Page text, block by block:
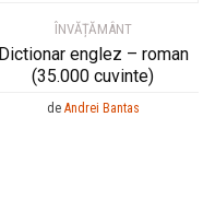
ÎNVĂȚĂMÂNT
Dictionar englez – roman
(35.000 cuvinte)
de Andrei Bantas